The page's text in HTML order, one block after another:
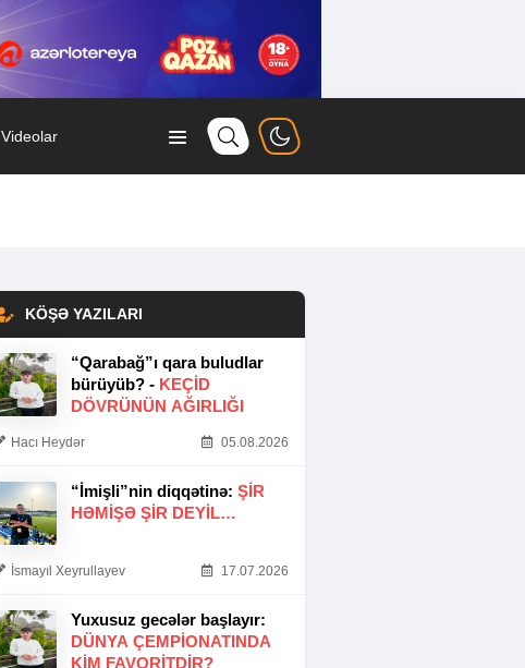
Videolar
KÖŞƏ YAZILARI
“Qarabağ”ı qara buludlar
bürüyüb? - KEÇID
DÖVRÜNÜN AĞIRLIĞI
Hacı Heydər 05.08.2026
“İmişli”nin diqqətinə: ŞIR
HƏMIŞƏ ŞIR DEYIL…
İsmayıl Xeyrullayev 17.07.2026
Yuxusuz gecələr başlayır:
DÜNYA ÇEMPIONATINDA
KIM FAVORITDIR?